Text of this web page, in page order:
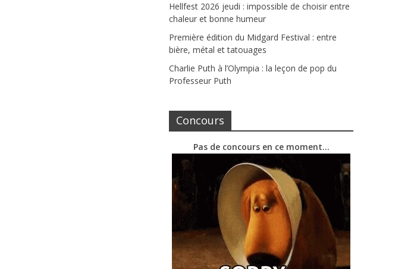
Hellfest 2026 jeudi : impossible de choisir entre
chaleur et bonne humeur
Première édition du Midgard Festival : entre
bière, métal et tatouages
Charlie Puth à l’Olympia : la leçon de pop du
Professeur Puth
Concours
Pas de concours en ce moment…